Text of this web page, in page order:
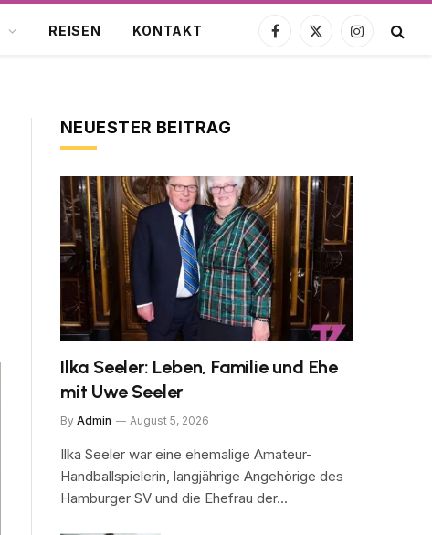
REISEN KONTAKT
Facebook
X
Instagram
NEUESTER BEITRAG
Ilka Seeler: Leben, Familie und Ehe
mit Uwe Seeler
By Admin August 5, 2026
Ilka Seeler war eine ehemalige Amateur-
Handballspielerin, langjährige Angehörige des
Hamburger SV und die Ehefrau der…